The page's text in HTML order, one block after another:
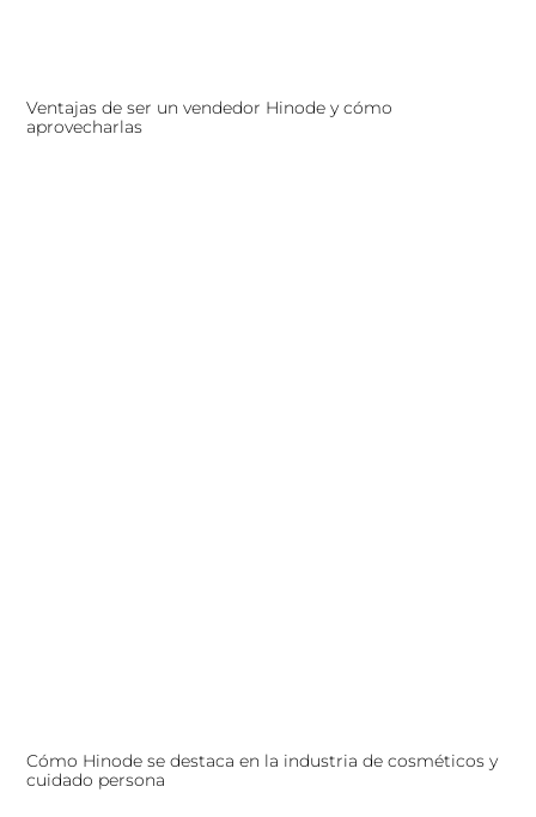
Ventajas de ser un vendedor Hinode y cómo
aprovecharlas
Cómo Hinode se destaca en la industria de cosméticos y
cuidado persona